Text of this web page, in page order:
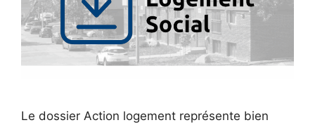
Le dossier Action logement représente bien